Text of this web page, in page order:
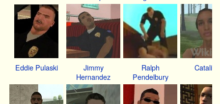
Eddie Pulaski
Jimmy
Hernandez
Ralph
Pendelbury
Catalina